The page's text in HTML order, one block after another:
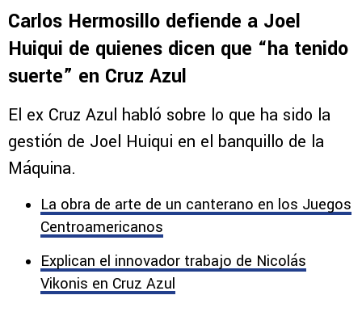
Carlos Hermosillo defiende a Joel
Huiqui de quienes dicen que “ha tenido
suerte” en Cruz Azul
El ex Cruz Azul habló sobre lo que ha sido la
gestión de Joel Huiqui en el banquillo de la
Máquina.
La obra de arte de un canterano en los Juegos
Centroamericanos
Explican el innovador trabajo de Nicolás
Vikonis en Cruz Azul